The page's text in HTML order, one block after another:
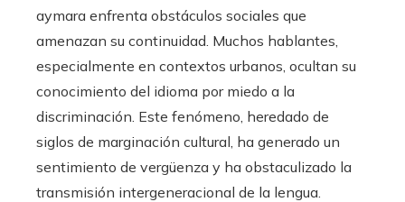
aymara enfrenta obstáculos sociales que
amenazan su continuidad. Muchos hablantes,
especialmente en contextos urbanos, ocultan su
conocimiento del idioma por miedo a la
discriminación. Este fenómeno, heredado de
siglos de marginación cultural, ha generado un
sentimiento de vergüenza y ha obstaculizado la
transmisión intergeneracional de la lengua.